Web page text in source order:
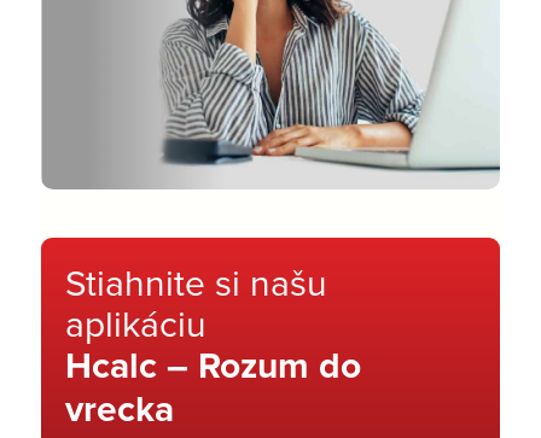
Stiahnite si našu
aplikáciu
Hcalc – Rozum do
vrecka